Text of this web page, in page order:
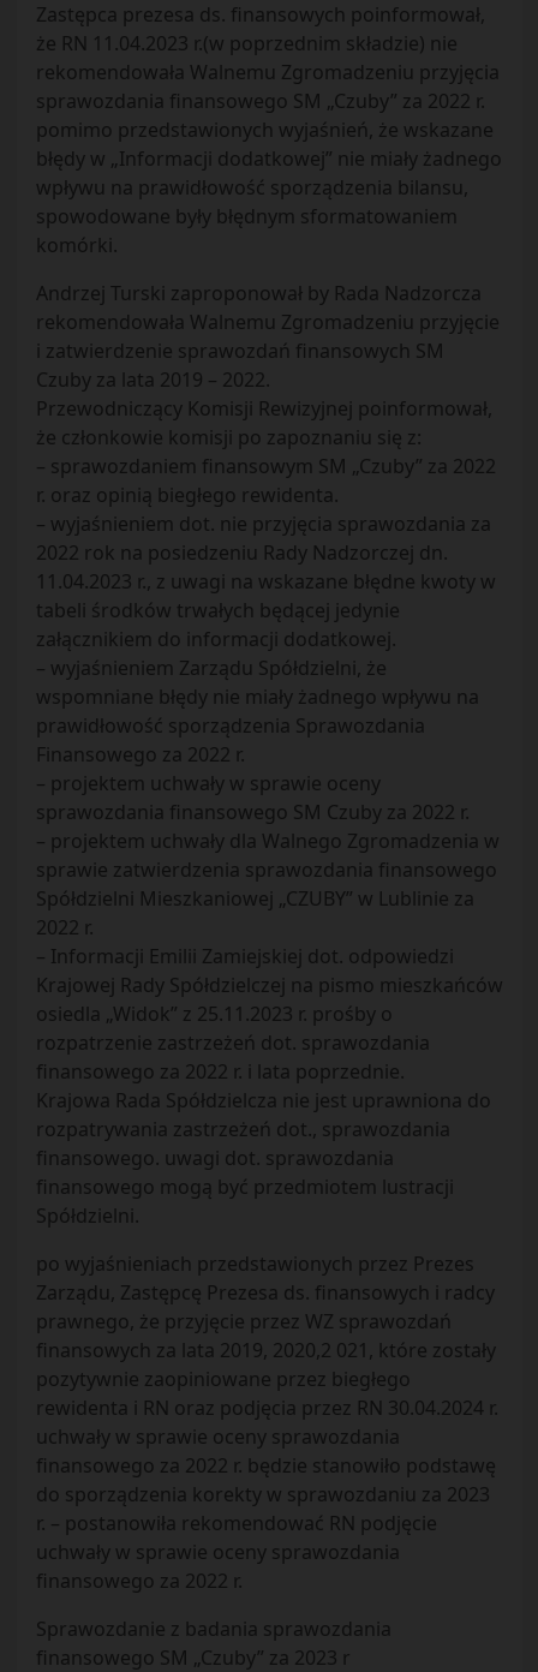
Zastępca prezesa ds. finansowych poinformował,
że RN 11.04.2023 r.(w poprzednim składzie) nie
rekomendowała Walnemu Zgromadzeniu przyjęcia
sprawozdania finansowego SM „Czuby” za 2022 r.
pomimo przedstawionych wyjaśnień, że wskazane
błędy w „Informacji dodatkowej” nie miały żadnego
wpływu na prawidłowość sporządzenia bilansu,
spowodowane były błędnym sformatowaniem
komórki.
Andrzej Turski zaproponował by Rada Nadzorcza
rekomendowała Walnemu Zgromadzeniu przyjęcie
i zatwierdzenie sprawozdań finansowych SM
Czuby za lata 2019 – 2022.
Przewodniczący Komisji Rewizyjnej poinformował,
że członkowie komisji po zapoznaniu się z:
– sprawozdaniem finansowym SM „Czuby” za 2022
r. oraz opinią biegłego rewidenta.
– wyjaśnieniem dot. nie przyjęcia sprawozdania za
2022 rok na posiedzeniu Rady Nadzorczej dn.
11.04.2023 r., z uwagi na wskazane błędne kwoty w
tabeli środków trwałych będącej jedynie
załącznikiem do informacji dodatkowej.
– wyjaśnieniem Zarządu Spółdzielni, że
wspomniane błędy nie miały żadnego wpływu na
prawidłowość sporządzenia Sprawozdania
Finansowego za 2022 r.
– projektem uchwały w sprawie oceny
sprawozdania finansowego SM Czuby za 2022 r.
– projektem uchwały dla Walnego Zgromadzenia w
sprawie zatwierdzenia sprawozdania finansowego
Spółdzielni Mieszkaniowej „CZUBY” w Lublinie za
2022 r.
– Informacji Emilii Zamiejskiej dot. odpowiedzi
Krajowej Rady Spółdzielczej na pismo mieszkańców
osiedla „Widok” z 25.11.2023 r. prośby o
rozpatrzenie zastrzeżeń dot. sprawozdania
finansowego za 2022 r. i lata poprzednie.
Krajowa Rada Spółdzielcza nie jest uprawniona do
rozpatrywania zastrzeżeń dot., sprawozdania
finansowego. uwagi dot. sprawozdania
finansowego mogą być przedmiotem lustracji
Spółdzielni.
po wyjaśnieniach przedstawionych przez Prezes
Zarządu, Zastępcę Prezesa ds. finansowych i radcy
prawnego, że przyjęcie przez WZ sprawozdań
finansowych za lata 2019, 2020,2 021, które zostały
pozytywnie zaopiniowane przez biegłego
rewidenta i RN oraz podjęcia przez RN 30.04.2024 r.
uchwały w sprawie oceny sprawozdania
finansowego za 2022 r. będzie stanowiło podstawę
do sporządzenia korekty w sprawozdaniu za 2023
r. – postanowiła rekomendować RN podjęcie
uchwały w sprawie oceny sprawozdania
finansowego za 2022 r.
Sprawozdanie z badania sprawozdania
finansowego SM „Czuby” za 2023 r